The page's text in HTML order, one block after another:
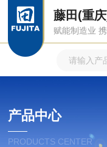
藤田(重
赋能制造业
产品中心
PRODUCTS CENTER